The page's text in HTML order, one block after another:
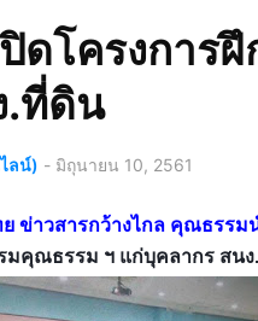
ปิดโครงการ
.ที่ดิน
ลน์) - มิถุนายน 10, 2561
ข่าวสารกว้างไกล คุณธรรม
มคุณธรรม ฯ แก่บุคลากร สน